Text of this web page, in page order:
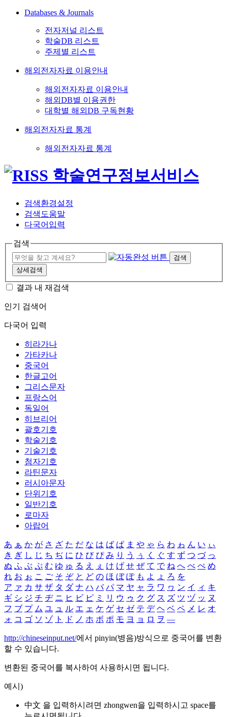
Databases & Journals
전자저널 리스트
학술DB 리스트
주제별 리스트
해외전자자료 이용안내
해외전자자료 이용안내
해외DB별 이용권한
대학별 해외DB 구독현황
해외전자자료 통계
해외전자자료 통계
검색환경설정
검색도움말
다국어입력
검색
검색
상세검색
결과 내 재검색
인기 검색어
다국어 입력
히라가나
가타카나
중국어
한글고어
그리스문자
프랑스어
독일어
히브리어
괄호기호
학술기호
기술기호
첨자기호
라틴문자
러시아문자
단위기호
일반기호
로마자
아랍어
あ ぁ か が さ ざ た だ な は ば ぱ ま や ゃ ら わ ゎ ん い ぃ
き ぎ し じ ち ぢ に ひ び ぴ み り う ぅ く ぐ す ず つ づ っ
ぬ ふ ぶ ぷ む ゆ ゅ る え ぇ け げ せ ぜ て で ね へ べ ぺ め
れ お ぉ こ ご そ ぞ と ど の ほ ぼ ぽ も よ ょ ろ を
ア ァ カ サ ザ タ ダ ナ ハ バ パ マ ヤ ャ ラ ワ ヮ ン イ ィ キ
ギ シ ジ チ ヂ ニ ヒ ビ ピ ミ リ ウ ゥ ク グ ス ズ ツ ヅ ッ ヌ
フ ブ プ ム ユ ュ ル エ ェ ケ ゲ セ ゼ テ デ ヘ ベ ペ メ レ オ
ォ コ ゴ ソ ゾ ト ド ノ ホ ボ ポ モ ヨ ョ ロ ヲ ―
http://chineseinput.net/에서 pinyin(병음)방식으로 중국어를 변환
할 수 있습니다.
변환된 중국어를 복사하여 사용하시면 됩니다.
예시)
中文 을 입력하시려면 zhongwen을 입력하시고 space를